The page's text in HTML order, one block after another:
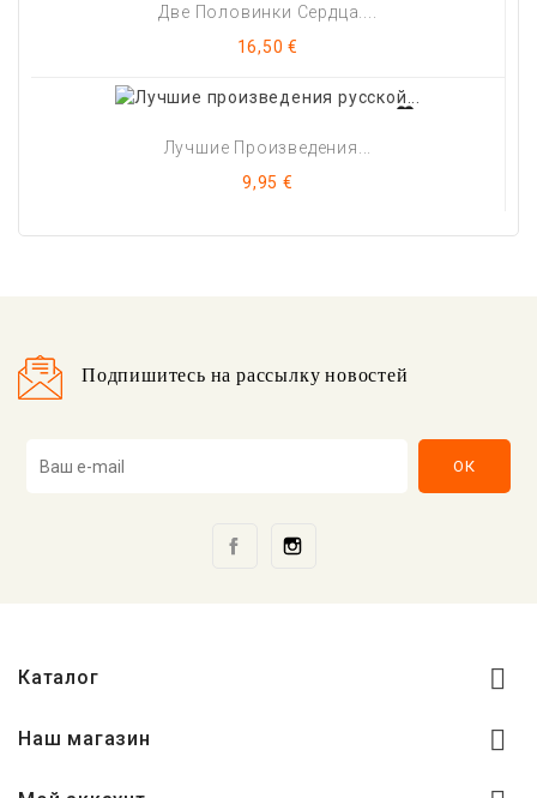
Две Половинки Сердца....
Цена
16,50 €
Лучшие Произведения...
Цена
9,95 €
Подпишитесь на рассылку новостей
Facebook
Каталог 
Наш магазин 